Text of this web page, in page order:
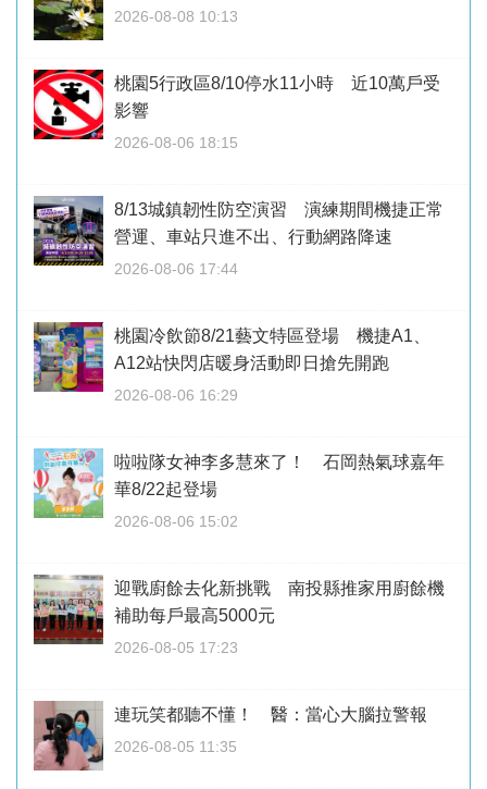
2026-08-08 10:13
桃園5行政區8/10停水11小時 近10萬戶受
影響
2026-08-06 18:15
8/13城鎮韌性防空演習 演練期間機捷正常
營運、車站只進不出、行動網路降速
2026-08-06 17:44
桃園冷飲節8/21藝文特區登場 機捷A1、
A12站快閃店暖身活動即日搶先開跑
2026-08-06 16:29
啦啦隊女神李多慧來了！ 石岡熱氣球嘉年
華8/22起登場
2026-08-06 15:02
迎戰廚餘去化新挑戰 南投縣推家用廚餘機
補助每戶最高5000元
2026-08-05 17:23
連玩笑都聽不懂！ 醫：當心大腦拉警報
2026-08-05 11:35